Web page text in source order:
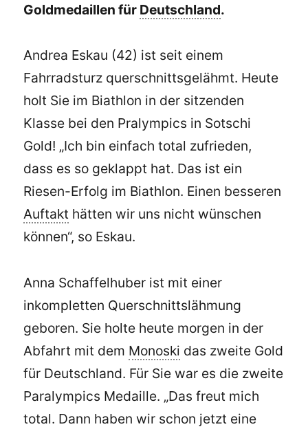
Goldmedaillen für Deutschland.
Andrea Eskau (42) ist seit einem
Fahrradsturz querschnittsgelähmt. Heute
holt Sie im Biathlon in der sitzenden
Klasse bei den Pralympics in Sotschi
Gold! „Ich bin einfach total zufrieden,
dass es so geklappt hat. Das ist ein
Riesen-Erfolg im Biathlon. Einen besseren
Auftakt hätten wir uns nicht wünschen
können“, so Eskau.
Anna Schaffelhuber ist mit einer
inkompletten Querschnittslähmung
geboren. Sie holte heute morgen in der
Abfahrt mit dem Monoski das zweite Gold
für Deutschland. Für Sie war es die zweite
Paralympics Medaille. „Das freut mich
total. Dann haben wir schon jetzt eine